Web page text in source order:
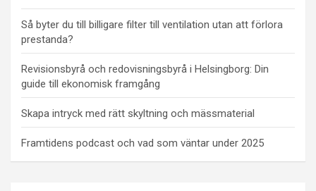
Så byter du till billigare filter till ventilation utan att förlora
prestanda?
Revisionsbyrå och redovisningsbyrå i Helsingborg: Din
guide till ekonomisk framgång
Skapa intryck med rätt skyltning och mässmaterial
Framtidens podcast och vad som väntar under 2025